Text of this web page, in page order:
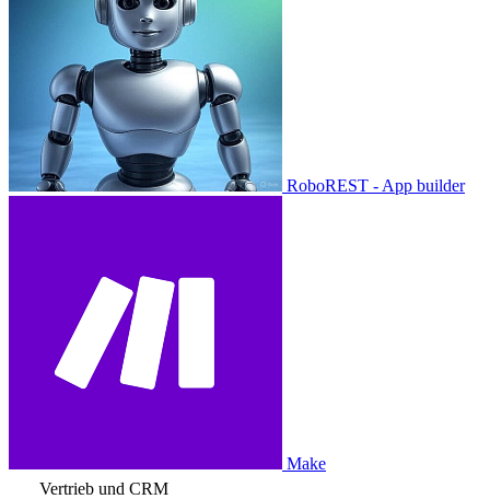
RoboREST - App builder
Make
Vertrieb und CRM